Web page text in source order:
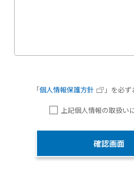
「個人情報保護方針 」を必ず
上記個人情報の取扱い